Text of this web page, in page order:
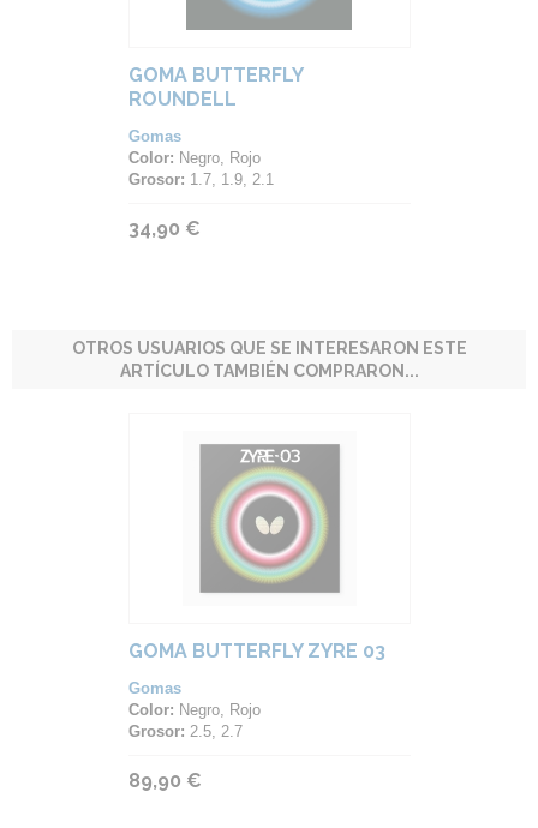
GOMA BUTTERFLY
ROUNDELL
Gomas
Color: Negro, Rojo
Grosor: 1.7, 1.9, 2.1
34,90 €
OTROS USUARIOS QUE SE INTERESARON ESTE
ARTÍCULO TAMBIÉN COMPRARON...
GOMA BUTTERFLY ZYRE 03
Gomas
Color: Negro, Rojo
Grosor: 2.5, 2.7
89,90 €